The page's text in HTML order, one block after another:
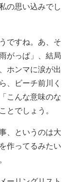
の思い込みでし
ですね。あ、そ
がっぱ」、結局
ホンマに涙が出
、ビーチ前川く
こんな意味のな
とでしょう。
、というのは大
作ってるみたい